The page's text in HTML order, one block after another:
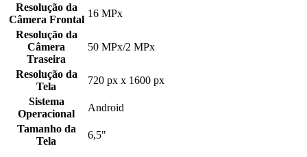
Resolução da
Câmera Frontal
16 MPx
Resolução da
Câmera
Traseira
50 MPx/2 MPx
Resolução da
Tela
720 px x 1600 px
Sistema
Operacional
Android
Tamanho da
Tela
6,5"